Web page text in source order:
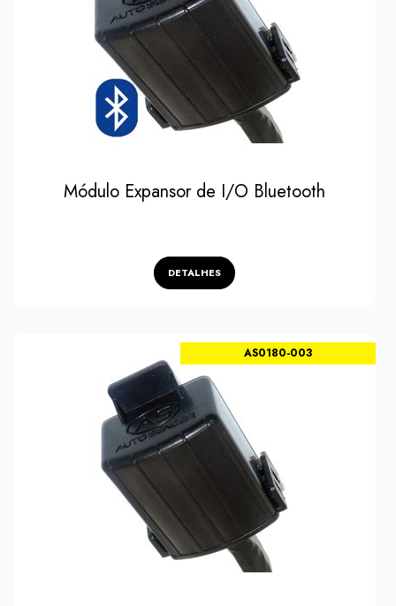
Módulo Expansor de I/O Bluetooth
DETALHES
AS0180-003